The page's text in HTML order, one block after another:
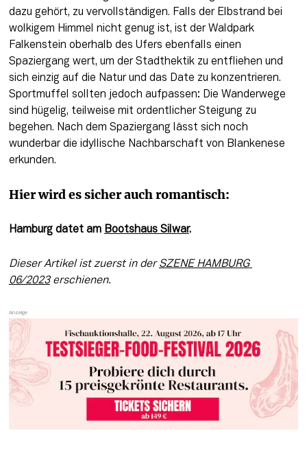
dazu gehört, zu vervollständigen. Falls der Elbstrand bei
wolkigem Himmel nicht genug ist, ist der Waldpark
Falkenstein oberhalb des Ufers ebenfalls einen
Spaziergang wert, um der Stadthektik zu entfliehen und
sich einzig auf die Natur und das Date zu konzentrieren.
Sportmuffel sollten jedoch aufpassen: Die Wanderwege
sind hügelig, teilweise mit ordentlicher Steigung zu
begehen. Nach dem Spaziergang lässt sich noch
wunderbar die idyllische Nachbarschaft von Blankenese
erkunden.
Hier wird es sicher auch romantisch:
Hamburg datet am Bootshaus Silwar.
Dieser Artikel ist zuerst in der SZENE HAMBURG
06/2023 erschienen.